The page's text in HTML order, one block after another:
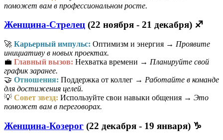
поможет вам в профессиональном росте.
Женщина-Стрелец (22 ноября - 21 декабря) ♐
🚀 Карьерный импульс: Оптимизм и энергия → Проявите
инициативу в новых проектах.
💼 Главный вызов: Нехватка времени → Планируйте свой
график заранее.
🤝 Отношения: Поддержка от коллег → Работайте в команде
для достижения целей.
💡 Совет звезд: Используйте свои навыки общения → Это
поможет вам в переговорах.
Женщина-Козерог (22 декабря - 19 января) ♑